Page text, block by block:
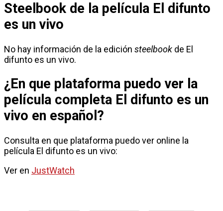
Steelbook de la película El difunto
es un vivo
No hay información de la edición steelbook de El
difunto es un vivo.
¿En que plataforma puedo ver la
película completa El difunto es un
vivo en español?
Consulta en que plataforma puedo ver online la
película El difunto es un vivo:
Ver en JustWatch